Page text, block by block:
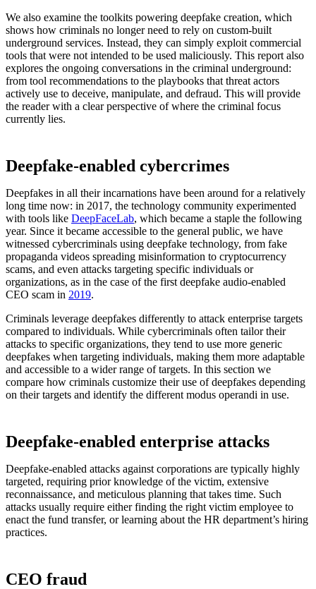
We also examine the toolkits powering deepfake creation, which
shows how criminals no longer need to rely on custom-built
underground services. Instead, they can simply exploit commercial
tools that were not intended to be used maliciously. This report also
explores the ongoing conversations in the criminal underground:
from tool recommendations to the playbooks that threat actors
actively use to deceive, manipulate, and defraud. This will provide
the reader with a clear perspective of where the criminal focus
currently lies.
Deepfake-enabled cybercrimes
Deepfakes in all their incarnations have been around for a relatively
long time now: in 2017, the technology community experimented
with tools like DeepFaceLab, which became a staple the following
year. Since it became accessible to the general public, we have
witnessed cybercriminals using deepfake technology, from fake
propaganda videos spreading misinformation to cryptocurrency
scams, and even attacks targeting specific individuals or
organizations, as in the case of the first deepfake audio-enabled
CEO scam in 2019.
Criminals leverage deepfakes differently to attack enterprise targets
compared to individuals. While cybercriminals often tailor their
attacks to specific organizations, they tend to use more generic
deepfakes when targeting individuals, making them more adaptable
and accessible to a wider range of targets. In this section we
compare how criminals customize their use of deepfakes depending
on their targets and identify the different modus operandi in use.
Deepfake-enabled enterprise attacks
Deepfake-enabled attacks against corporations are typically highly
targeted, requiring prior knowledge of the victim, extensive
reconnaissance, and meticulous planning that takes time. Such
attacks usually require either finding the right victim employee to
enact the fund transfer, or learning about the HR department’s hiring
practices.
CEO fraud